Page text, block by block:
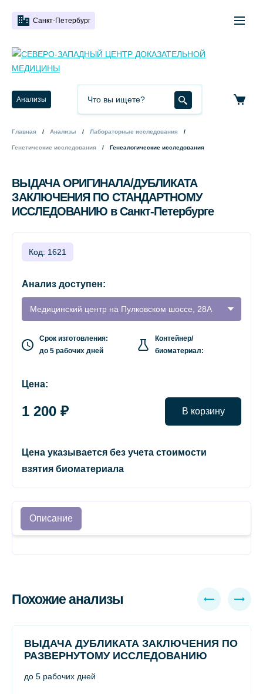
Санкт-Петербург
Анализы
Главная Анализы Лабораторные исследования
Генетические исследования Генеалогические исследования
ВЫДАЧА ОРИГИНАЛА/ДУБЛИКАТА
ЗАКЛЮЧЕНИЯ ПО СТАНДАРТНОМУ
ИССЛЕДОВАНИЮ в Санкт-Петербурге
Код: 1621
Анализ доступен:
Медицинский центр на Пулковском шоссе, 28А
Срок изготовления:
до 5 рабочих дней
Контейнер/
биоматериал:
Цена:
1 200 ₽ В корзину
Цена указывается без учета стоимости
взятия биоматериала
Описание
Похожие анализы
ВЫДАЧА ДУБЛИКАТА ЗАКЛЮЧЕНИЯ ПО
РАЗВЕРНУТОМУ ИССЛЕДОВАНИЮ
до 5 рабочих дней